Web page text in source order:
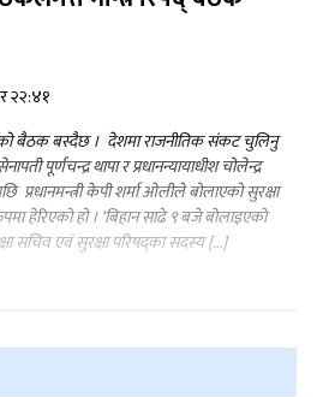
२२:४१
बैठक बस्‍दैछ । देशमा राजनीतिक संकट चुलिनु
पूर्णचन्द्र थापा र प्रधानन्यायाधीश चोलेन्द्र
प्रधानमन्त्री केपी शर्मा ओलीले बोलाएको सुरक्षा
हेरिएको हो । ‘बिहान साढे ९ बजे बाेलाइएकाे
सचिव एवं सुरक्षा परिषद्का सदस्य […]